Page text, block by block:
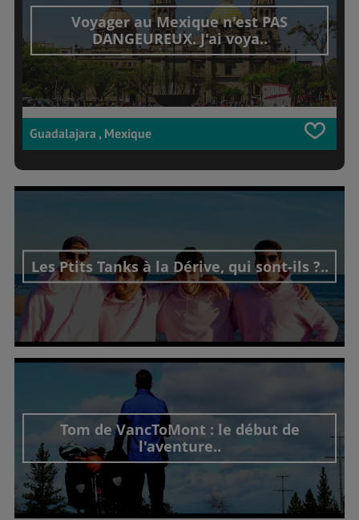
Voyager au Mexique n'est PAS
DANGEUREUX. J'ai voya..
Guadalajara , Mexique
Les Ptits Tanks à la Dérive, qui sont-ils ?..
Découvrir cet interview
Tom de VancToMont : le début de
l'aventure..